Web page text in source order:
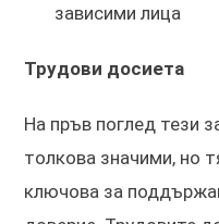
зависими лица
Трудови досиета
На пръв поглед тези
толкова значими, но
ключова за